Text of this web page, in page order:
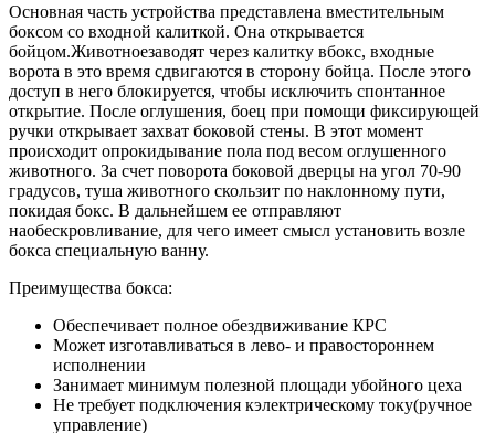
Основная часть устройства представлена вместительным
боксом со входной калиткой. Она открывается
бойцом.Животноезаводят через калитку вбокс, входные
ворота в это время сдвигаются в сторону бойца. После этого
доступ в него блокируется, чтобы исключить спонтанное
открытие. После оглушения, боец при помощи фиксирующей
ручки открывает захват боковой стены. В этот момент
происходит опрокидывание пола под весом оглушенного
животного. За счет поворота боковой дверцы на угол 70-90
градусов, туша животного скользит по наклонному пути,
покидая бокс. В дальнейшем ее отправляют
наобескровливание, для чего имеет смысл установить возле
бокса специальную ванну.
Преимущества бокса:
Обеспечивает полное обездвиживание КРС
Может изготавливаться в лево- и правостороннем
исполнении
Занимает минимум полезной площади убойного цеха
Не требует подключения кэлектрическому току(ручное
управление)